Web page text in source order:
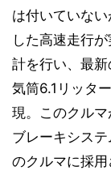
は付いていな
した高速走行
計を行い、最
気筒6.1リッタ
現。このクル
ブレーキシス
のクルマに採用